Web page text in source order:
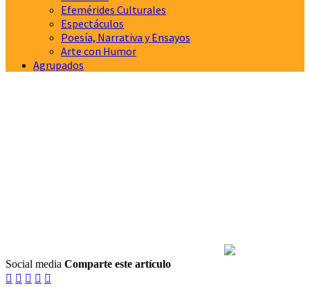
Efemérides Culturales
Espectáculos
Poesía, Narrativa y Ensayos
Arte con Humor
Agrupados
Social media Comparte este artículo
    